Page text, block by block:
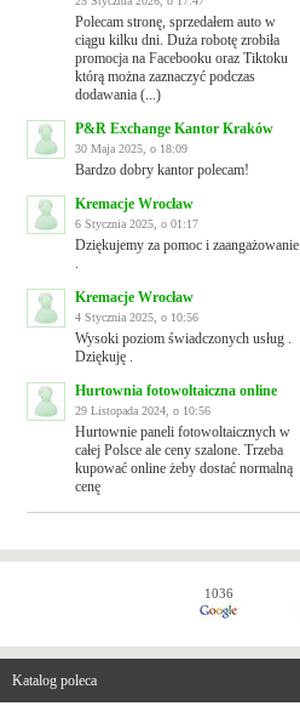
Polecam stronę, sprzedałem auto w
ciągu kilku dni. Duża robotę zrobiła
promocja na Facebooku oraz Tiktoku
którą można zaznaczyć podczas
dodawania (...)
P&R Exchange Kantor Kraków
30 Maja 2025, o 18:09
Bardzo dobry kantor polecam!
Kremacje Wrocław
6 Stycznia 2025, o 01:17
Dziękujemy za pomoc i zaangażowanie
Kremacje Wrocław
4 Stycznia 2025, o 10:56
Wysoki poziom świadczonych usług .
Dziękuję .
Hurtownia fotowoltaiczna online
29 Listopada 2024, o 10:56
Hurtownie paneli fotowoltaicznych w
całej Polsce ale ceny szalone. Trzeba
kupować online żeby dostać normalną
cenę
1036
Katalog poleca